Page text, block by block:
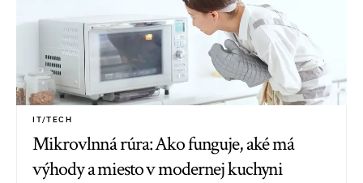
IT/TECH
Mikrovlnná rúra: Ako funguje, aké má
výhody a miesto v modernej kuchyni